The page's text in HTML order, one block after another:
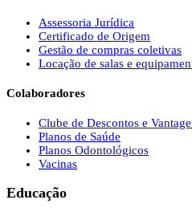
Assessoria Jurídica
Certificado de Origem
Gestão de compras coletivas
Locação de salas e
Colaboradores
Clube de Descontos e
Planos de Saúde
Planos Odontológicos
Vacinas
Educação